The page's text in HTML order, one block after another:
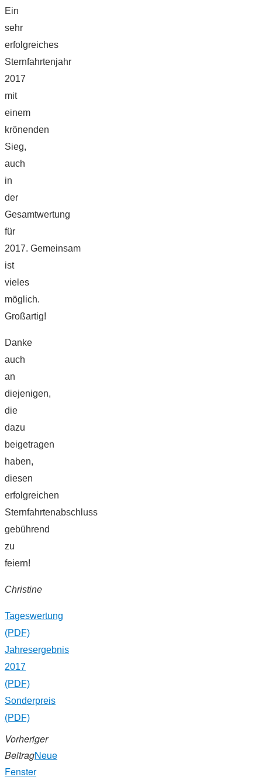
Ein
sehr
erfolgreiches
Sternfahrtenjahr
2017
mit
einem
krönenden
Sieg,
auch
in
der
Gesamtwertung
für
2017. Gemeinsam
ist
vieles
möglich.
Großartig!
Danke
auch
an
diejenigen,
die
dazu
beigetragen
haben,
diesen
erfolgreichen
Sternfahrtenabschluss
gebührend
zu
feiern!
Christine
Tageswertung
(PDF)
Jahresergebnis
2017
(PDF)
Sonderpreis
(PDF)
Vorheriger
BeitragNeue
Fenster